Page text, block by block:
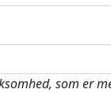
som er